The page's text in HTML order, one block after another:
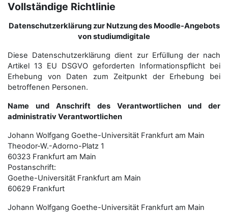
Vollständige Richtlinie
Datenschutzerklärung zur Nutzung des Moodle-Angebots
von studiumdigitale
Diese Datenschutzerklärung dient zur Erfüllung der nach
Artikel 13 EU DSGVO geforderten Informationspflicht bei
Erhebung von Daten zum Zeitpunkt der Erhebung bei
betroffenen Personen.
Name und Anschrift des Verantwortlichen und der
administrativ Verantwortlichen
Johann Wolfgang Goethe-Universität Frankfurt am Main
Theodor-W.-Adorno-Platz 1
60323 Frankfurt am Main
Postanschrift:
Goethe-Universität Frankfurt am Main
60629 Frankfurt
Johann Wolfgang Goethe-Universität Frankfurt am Main